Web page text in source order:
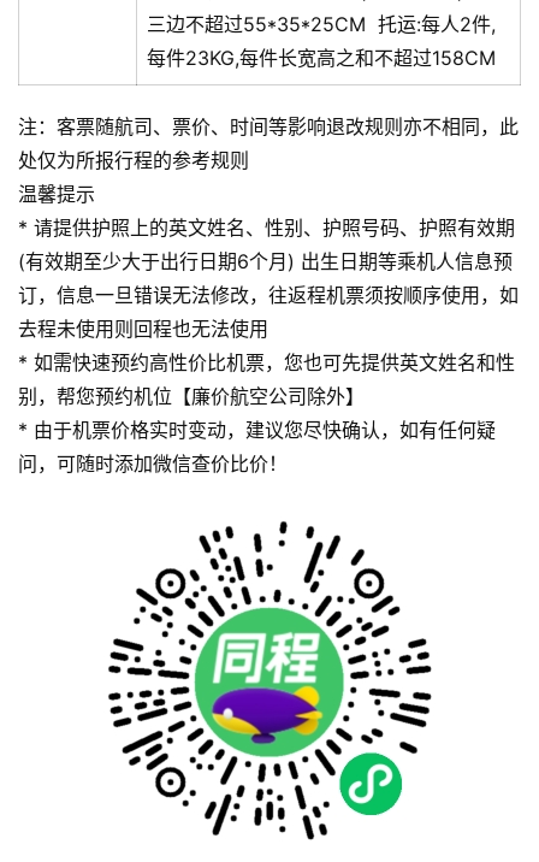
三边不超过55*35*25CM 托运:每人2件,
每件23KG,每件长宽高之和不超过158CM
注：客票随航司、票价、时间等影响退改规则亦不相同，此
处仅为所报行程的参考规则
温馨提示
* 请提供护照上的英文姓名、性别、护照号码、护照有效期
(有效期至少大于出行日期6个月) 出生日期等乘机人信息预
订，信息一旦错误无法修改，往返程机票须按顺序使用，如
去程未使用则回程也无法使用
* 如需快速预约高性价比机票，您也可先提供英文姓名和性
别，帮您预约机位【廉价航空公司除外】
* 由于机票价格实时变动，建议您尽快确认，如有任何疑
问，可随时添加微信查价比价！